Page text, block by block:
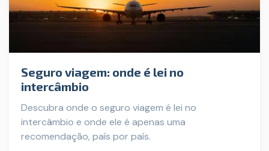
Seguro viagem: onde é lei no
intercâmbio
Descubra onde o seguro viagem é lei no
intercâmbio e onde ele é apenas uma
recomendação, país por país.